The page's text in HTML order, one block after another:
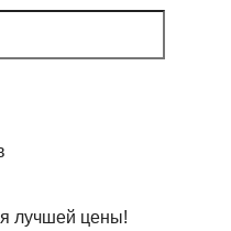
лучшей цены!